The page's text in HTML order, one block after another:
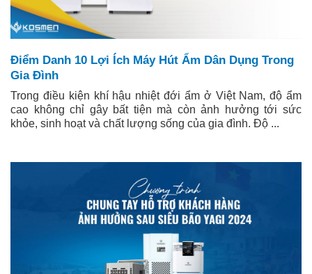
Điểm Danh 10 Lợi Ích Máy Hút Ẩm Dân Dụng Trong
Gia Đình
Trong điều kiện khí hậu nhiệt đới ẩm ở Việt Nam, độ ẩm
cao không chỉ gây bất tiện mà còn ảnh hưởng tới sức
khỏe, sinh hoạt và chất lượng sống của gia đình. Độ ...